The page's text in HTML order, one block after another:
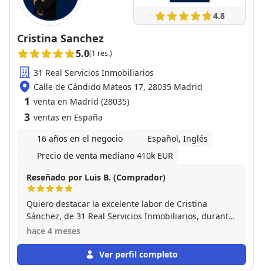
4.8
Cristina Sanchez
5.0(1 res.)
31 Real Servicios Inmobiliarios
Calle de Cándido Mateos 17, 28035 Madrid
1 venta en Madrid (28035)
3 ventas en España
16 años en el negocio
Español, Inglés
Precio de venta mediano 410k EUR
Reseñado por Luis B. (Comprador)
Quiero destacar la excelente labor de Cristina
Sánchez, de 31 Real Servicios Inmobiliarios, durante
todo el proceso de compra de nuestro piso en la
demostró una gran profesionalidad, cercanía y
conocimiento del mercado, lo que nos dio mucha
hace 4 meses
Ver perfil completo